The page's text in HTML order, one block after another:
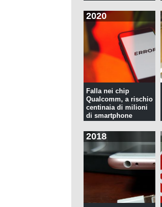
2020
Falla nei chip
Qualcomm, a rischio
centinaia di milioni
di smartphone
2018